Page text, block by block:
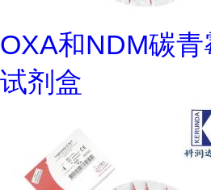
OXA和NDM碳青
试剂盒